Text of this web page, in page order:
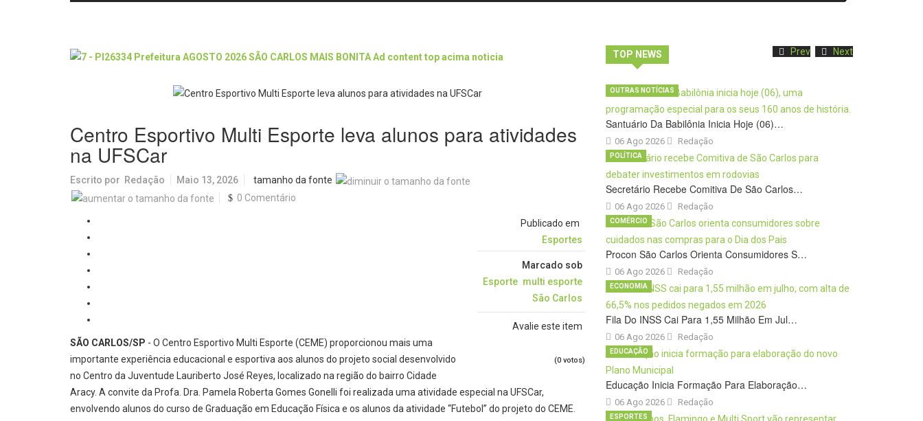
Centro Esportivo Multi Esporte leva alunos para atividades
na UFSCar
Escrito por Redação Maio 13, 2026
tamanho da fonte
0 Comentário
Publicado em
Esportes
Marcado sob
Esporte multi esporte
São Carlos
Avalie este item
(0 votos)
SÃO CARLOS/SP - O Centro Esportivo Multi Esporte (CEME) proporcionou mais uma
importante experiência educacional e esportiva aos alunos do projeto social desenvolvido
no Centro da Juventude Lauriberto José Reyes, localizado na região do bairro Cidade
Aracy. A convite da Profa. Dra. Pamela Roberta Gomes Gonelli foi realizada uma atividade especial na UFSCar,
envolvendo alunos do curso de Graduação em Educação Física e os alunos da atividade “Futebol” do projeto do CEME.
TOP NEWS Prev Next
Santuário Da Babilônia Inicia Hoje (06)…
06 Ago 2026
OUTRAS NOTÍCIAS
Redação
Secretário Recebe Comitiva De São Carlos…
06 Ago 2026
POLÍTICA
Redação
Procon São Carlos Orienta Consumidores S…
06 Ago 2026
COMÉRCIO
Redação
Fila Do INSS Cai Para 1,55 Milhão Em Jul…
06 Ago 2026
ECONOMIA
Redação
Educação Inicia Formação Para Elaboração…
06 Ago 2026
EDUCAÇÃO
Redação
ESPORTES